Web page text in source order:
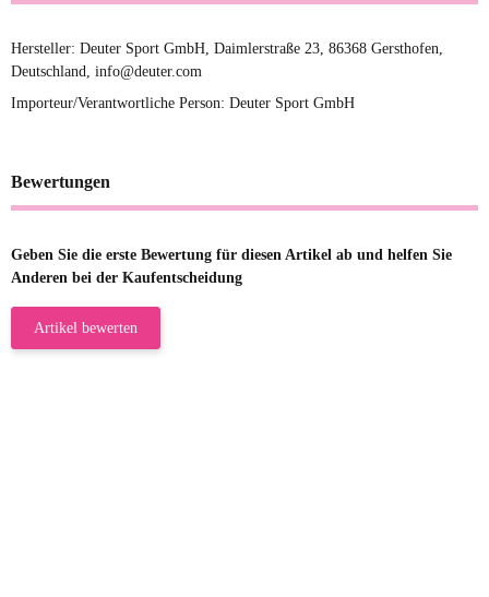
Hersteller: Deuter Sport GmbH, Daimlerstraße 23, 86368 Gersthofen,
Deutschland, info@deuter.com
Importeur/Verantwortliche Person: Deuter Sport GmbH
Bewertungen
Geben Sie die erste Bewertung für diesen Artikel ab und helfen Sie
Anderen bei der Kaufentscheidung
Artikel bewerten